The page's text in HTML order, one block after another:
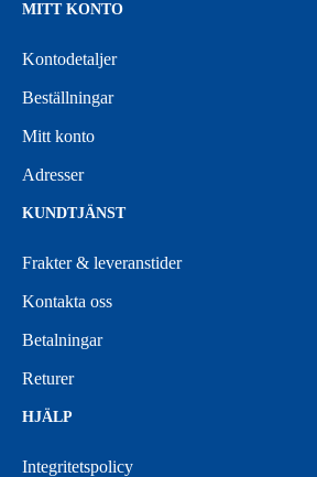
MITT KONTO
Kontodetaljer
Beställningar
Mitt konto
Adresser
KUNDTJÄNST
Frakter & leveranstider
Kontakta oss
Betalningar
Returer
HJÄLP
Integritetspolicy